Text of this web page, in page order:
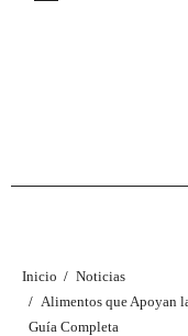
Inicio
Noticias
Alimentos que Apoyan
Guía Completa